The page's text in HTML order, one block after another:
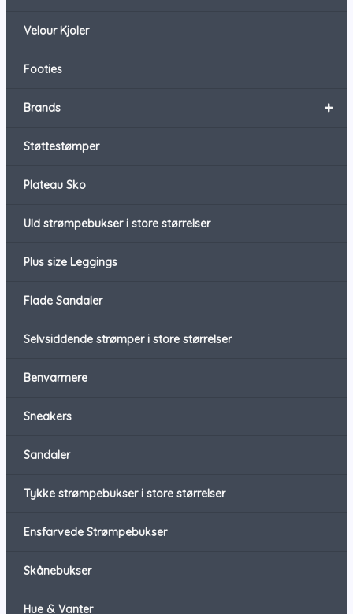
Velour Kjoler
Footies
+
Brands
Støttestømper
Plateau Sko
Uld strømpebukser i store størrelser
Plus size Leggings
Flade Sandaler
Selvsiddende strømper i store størrelser
Benvarmere
Sneakers
Sandaler
Tykke strømpebukser i store størrelser
Ensfarvede Strømpebukser
Skånebukser
Hue & Vanter